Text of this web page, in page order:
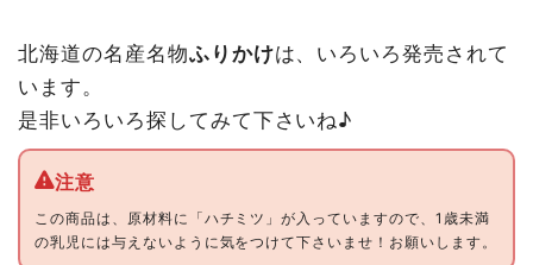
北海道の名産名物ふりかけは、いろいろ発売されて
います。
是非いろいろ探してみて下さいね♪
この商品は、原材料に「ハチミツ」が入っていますので、1歳未満
の乳児には与えないように気をつけて下さいませ！お願いします。